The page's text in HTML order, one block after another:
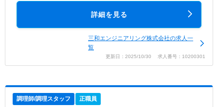
詳細を見る
三和エンジニアリング株式会社の求人一
覧
更新日：2025/10/30 求人番号：10200301
調理師/調理スタッフ 正職員